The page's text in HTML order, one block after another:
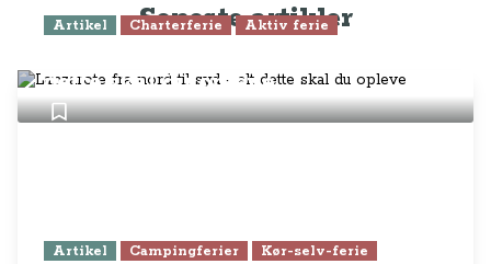
Seneste artikler
Artikel Charterferie Aktiv ferie
dette skal du opleve
Artikel Campingferier Kør-selv-ferie